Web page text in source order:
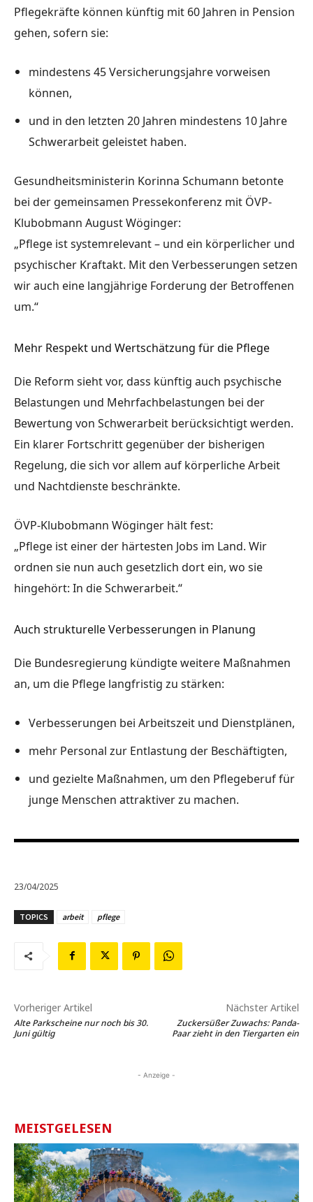
Pflegekräfte können künftig mit 60 Jahren in Pension
gehen, sofern sie:
mindestens 45 Versicherungsjahrevorweisen
können,
und in den letzten 20 Jahren mindestens 10 Jahre
Schwerarbeit geleistet haben.
Gesundheitsministerin Korinna Schumann betonte
bei der gemeinsamen Pressekonferenz mit ÖVP-
Klubobmann August Wöginger:
„Pflege ist systemrelevant – und ein körperlicher und
psychischer Kraftakt. Mit den Verbesserungen setzen
wir auch eine langjährige Forderung der Betroffenen
um.“
Mehr Respekt und Wertschätzung für die Pflege
Die Reform sieht vor, dass künftig auch psychische
Belastungen und Mehrfachbelastungen bei der
Bewertung von Schwerarbeit berücksichtigt werden.
Ein klarer Fortschritt gegenüber der bisherigen
Regelung, die sich vor allem auf körperliche Arbeit
und Nachtdienste beschränkte.
ÖVP-Klubobmann Wöginger hält fest:
„Pflege ist einer der härtesten Jobs im Land. Wir
ordnen sie nun auch gesetzlich dort ein, wo sie
hingehört: In die Schwerarbeit.“
Auch strukturelle Verbesserungen in Planung
Die Bundesregierung kündigte weitere Maßnahmen
an, um die Pflege langfristig zu stärken:
Verbesserungen bei Arbeitszeit und Dienstplänen,
mehr Personal zur Entlastung der Beschäftigten,
und gezielte Maßnahmen, um den Pflegeberuf für
junge Menschen attraktiverzu machen.
23/04/2025
TOPICS arbeit pflege
Vorheriger Artikel
Alte Parkscheine nur noch bis 30.
Juni gültig
Nächster Artikel
Zuckersüßer Zuwachs: Panda-
Paar zieht in den Tiergarten ein
- Anzeige -
MEISTGELESEN